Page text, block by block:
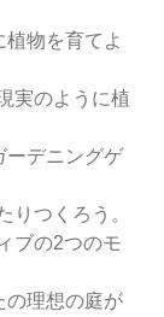
物を育てよ
実のように植
ーデニングゲ
りつくろう。
ブの2つのモ
の理想の庭が